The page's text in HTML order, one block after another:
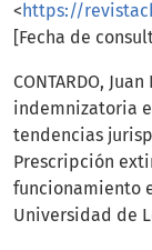
< https://
[Fecha de
CONTARDO,
indemnizatoria
tendencias
Prescripción
funcionamiento
Universidad de